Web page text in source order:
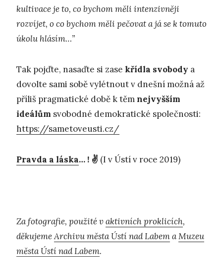
kultivace je to, co bychom měli intenzivněji
rozvíjet, o co bychom měli pečovat a já se k tomuto
úkolu hlásím…”
Tak pojďte, nasaďte si zase křídla svobody a
dovolte sami sobě vylétnout v dnešní možná až
příliš pragmatické době k těmnejvyšším
ideálům svobodné demokratické společnosti:
https://sametoveusti.cz/
Pravda a láska… ! ✌️ (I v Ústí v roce 2019)
Za fotografie, použité vaktivních proklicích,
děkujemeArchivu města Ústí nad LabemaMuzeu
města Ústí nad Labem.